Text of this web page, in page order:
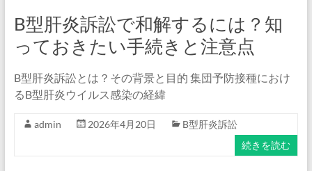
B型肝炎訴訟で和解するには？知
っておきたい手続きと注意点
B型肝炎訴訟とは？その背景と目的 集団予防接種におけ
るB型肝炎ウイルス感染の経緯
admin 2026年4月20日
B型肝炎訴訟
続きを読む